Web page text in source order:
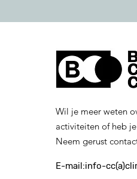
Wil je meer weten
activiteiten of heb
Neem gerust
E-mail:info-